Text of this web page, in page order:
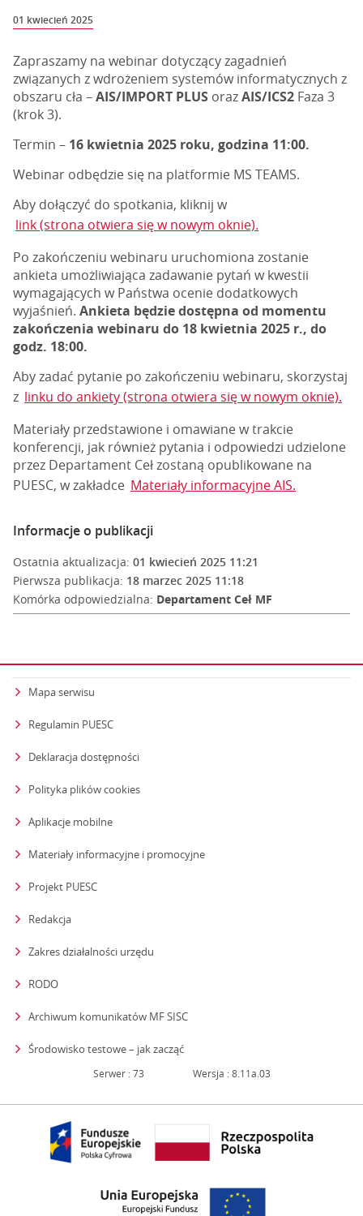
01 kwiecień 2025
Zapraszamy na webinar dotyczący zagadnień
związanych z wdrożeniem systemów informatycznych z
obszaru cła –AIS/IMPORT PLUS orazAIS/ICS2 Faza 3
(krok 3).
Termin – 16 kwietnia 2025 roku, godzina 11:00.
Webinar odbędzie się na platformie MS TEAMS.
Aby dołączyć do spotkania, kliknij w
link (strona otwiera się w nowym oknie).
Po zakończeniu webinaru uruchomiona zostanie
ankieta umożliwiająca zadawanie pytań w kwestii
wymagających w Państwa ocenie dodatkowych
wyjaśnień. Ankieta będzie dostępna od momentu
zakończenia webinaru do 18 kwietnia 2025 r., do
godz. 18:00.
Aby zadać pytanie po zakończeniu webinaru, skorzystaj
z linku do ankiety (strona otwiera się w nowym oknie).
Materiały przedstawione i omawiane w trakcie
konferencji, jak również pytania i odpowiedzi udzielone
przez Departament Ceł zostaną opublikowane na
PUESC, w zakładce Materiały informacyjne AIS.
Informacje o publikacji
Ostatnia aktualizacja: 01 kwiecień 2025 11:21
Pierwsza publikacja: 18 marzec 2025 11:18
Komórka odpowiedzialna: Departament Ceł MF
Mapa serwisu
Regulamin PUESC
Deklaracja dostępności
Polityka plików cookies
Aplikacje mobilne
Materiały informacyjne i promocyjne
Projekt PUESC
Redakcja
Zakres działalności urzędu
RODO
Archiwum komunikatów MF SISC
Środowisko testowe – jak zacząćstrona otwiera się w nowym oknie
Serwer : 73 Wersja : 8.11a.03